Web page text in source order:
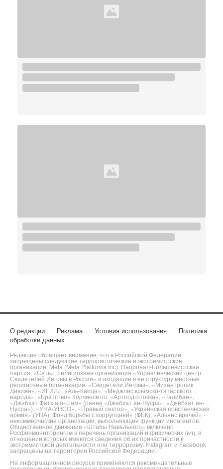
О редакции Реклама Условия использования
Политика
обработки данных
Редакция обращает внимание, что в Российской Федерации
запрещены следующие террористические и экстремистские
организации: Meta (Meta Platforms Inc), Национал-Большевистская
партия, «Сеть», религиозная организация «Управленческий центр
Свидетелей Иеговы в России» и входящие в ее структуру местные
религиозные организации, «Свидетели Иеговы», «Мизантропик
Дивижн», «ИГИЛ», «Аль-Каида», «Меджлис крымско-татарского
народа», «Братство» Корчинского, «Артподготовка», «Талибан»,
«Джабхат Фатх аш-Шам» (ранее «Джабхат ан-Нусра», «Джебхат ан-
Нусра»), «УНА-УНСО», «Правый сектор», «Украинская повстанческая
армия» (УПА). Фонд борьбы с коррупцией» (ФБК), «Альянс врачей» -
некоммерческие организации, выполняющие функции иноагентов.
Общественное движение «Штабы Навального» включено
Росфинмониторингом в перечень организаций и физических лиц, в
отношении которых имеются сведения об их причастности к
экстремистской деятельности или терроризму. Instagram и Facebook
запрещены на территории Российской Федерации.
На информационном ресурсе применяются рекомендательные